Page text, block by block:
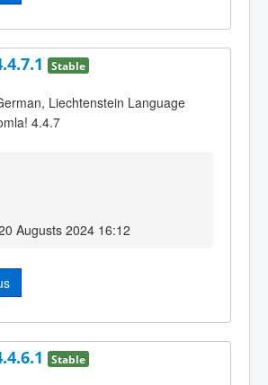
Stable
Liechtenstein Language
4.4.7
Augusts 2024 16:12
Stable